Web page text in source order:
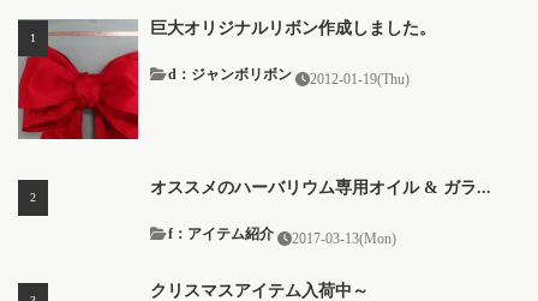
巨大オリジナルリボン作成しました。
2012-01-19(Thu)
d：ジャンボリボン
オススメのハーバリウム専用オイル & ガラ...
2017-03-13(Mon)
f：アイテム紹介
クリスマスアイテム入荷中～